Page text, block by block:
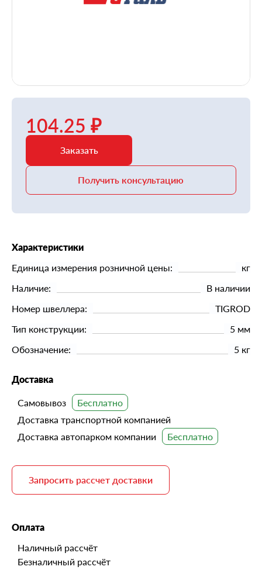
104.25 ₽
Заказать
Получить консультацию
Характеристики
Единица измерения розничной цены:
кг
Наличие:
В наличии
Номер швеллера:
TIGROD
Тип конструкции:
5 мм
Обозначение:
5 кг
Доставка
Самовывоз
Доставка транспортной компанией
Доставка автопарком компании
Запросить рассчет доставки
Оплата
Наличный рассчёт
Безналичный рассчёт